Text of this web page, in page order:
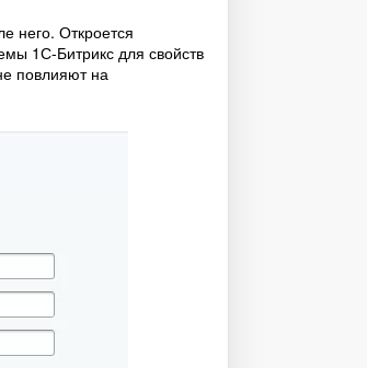
него. Откроется
1С-Битрикс для свойств
повлияют на